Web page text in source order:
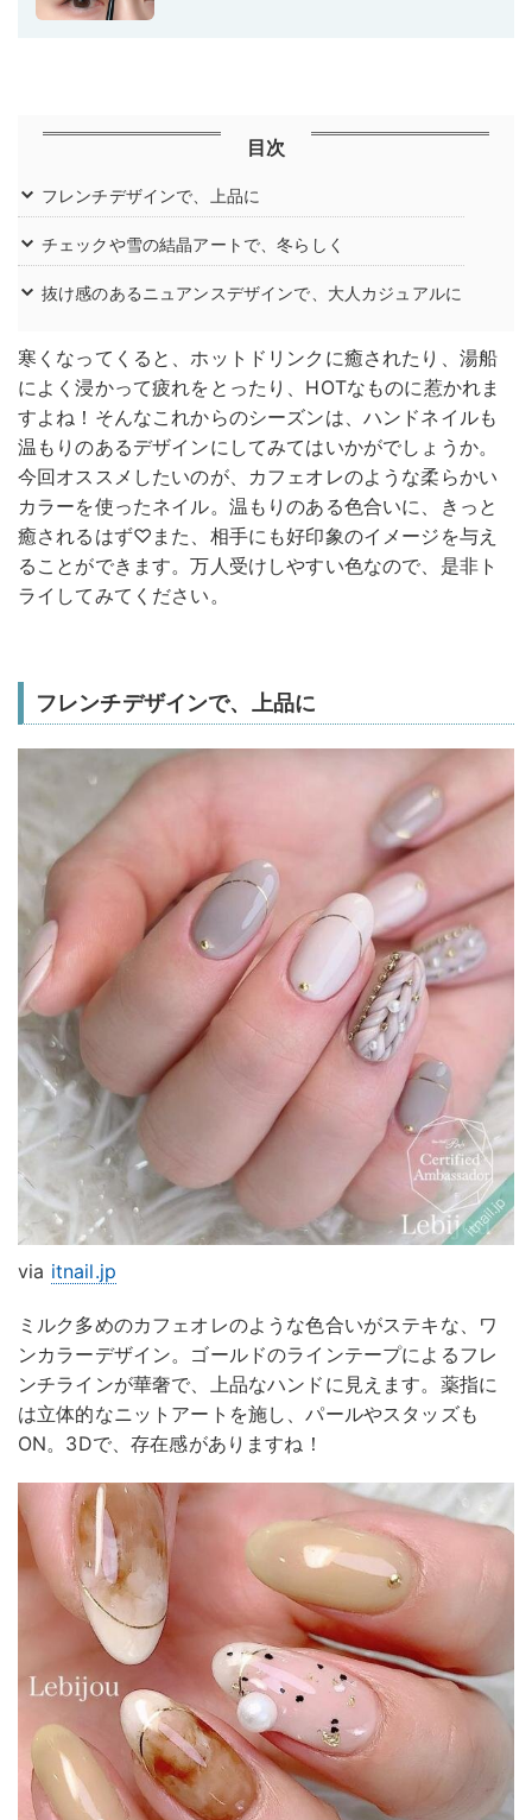
目次
フレンチデザインで、上品に
チェックや雪の結晶アートで、冬らしく
抜け感のあるニュアンスデザインで、大人カジュアルに
寒くなってくると、ホットドリンクに癒されたり、湯船
によく浸かって疲れをとったり、HOTなものに惹かれま
すよね！そんなこれからのシーズンは、ハンドネイルも
温もりのあるデザインにしてみてはいかがでしょうか。
今回オススメしたいのが、カフェオレのような柔らかい
カラーを使ったネイル。温もりのある色合いに、きっと
癒されるはず♡また、相手にも好印象のイメージを与え
ることができます。万人受けしやすい色なので、是非ト
ライしてみてください。
フレンチデザインで、上品に
via itnail.jp
ミルク多めのカフェオレのような色合いがステキな、ワ
ンカラーデザイン。ゴールドのラインテープによるフレ
ンチラインが華奢で、上品なハンドに見えます。薬指に
は立体的なニットアートを施し、パールやスタッズも
ON。3Dで、存在感がありますね！